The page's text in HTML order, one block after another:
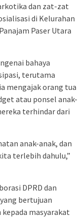
dan zat-zat
di Kelurahan
Paser Utara
bahaya
terutama
mengajak orang tua
atau ponsel anak-
terhindar dari
anak-anak, dan
terlebih dahulu,”
DPRD dan
bertujuan
masyarakat